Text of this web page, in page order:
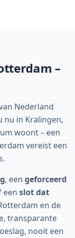
–
Nederland
nu in Kralingen,
woont – een
vereist een
, een geforceerd
een slot dat
en de
transparante
nooit een